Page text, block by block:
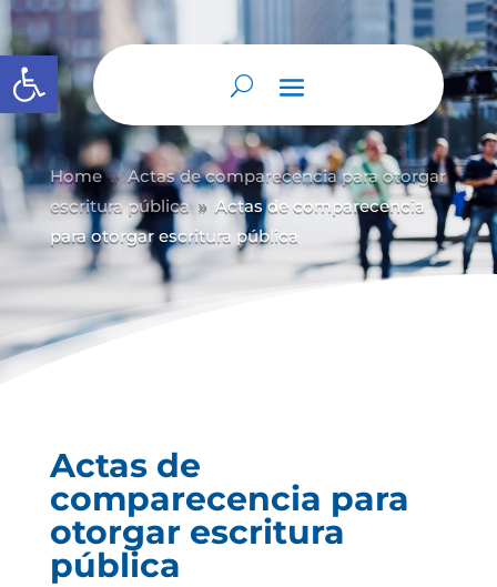
Abrir barra de herramientas
Home 9 Actas de comparecencia para otorgar
escritura pública
9 Actas de comparecencia
para otorgar escritura pública
Actas de
comparecencia para
otorgar escritura
pública